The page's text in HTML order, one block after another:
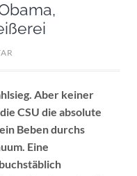
Aber keiner
CSU die absolute
Beben durchs
Eine